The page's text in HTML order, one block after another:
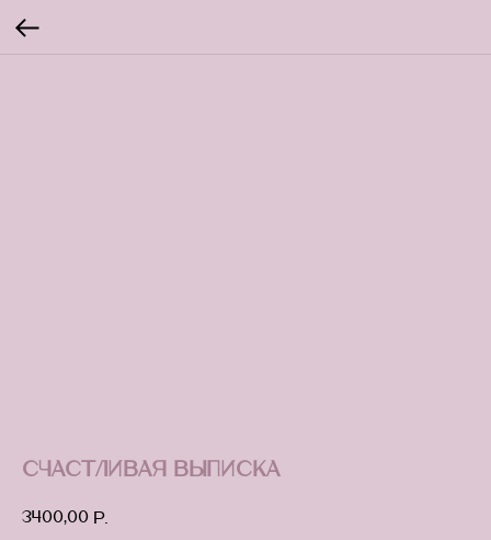
Счастливая выписка
3400,00 р.